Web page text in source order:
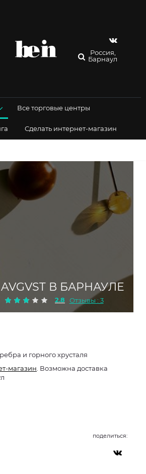
Россия,
Барнаул
Все торговые центры
Сделать интернет-магазин
AVGVST В БАРНАУЛЕ
2.8 Отзывы : 3
и горного хрусталя
магазин . Возможна доставка
поделиться: